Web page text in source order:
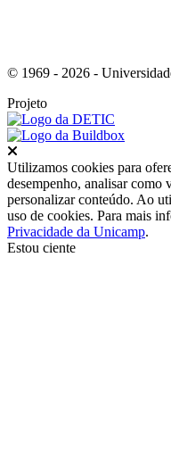
© 1969 - 2026 -
Projeto
Utilizamos cookies para
desempenho, analisar como
personalizar conteúdo. Ao
uso de cookies. Para mais
Privacidade da Unicamp.
Estou ciente